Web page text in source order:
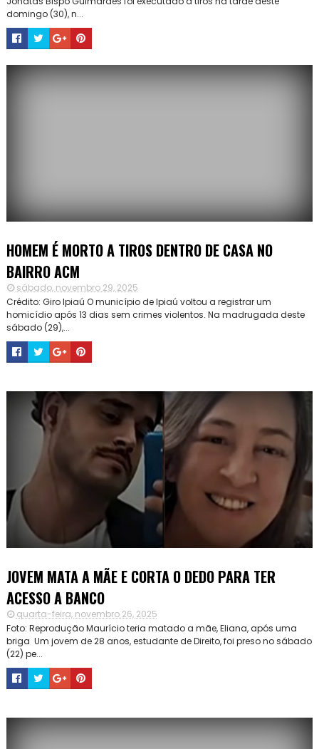
domingo (30), n...
HOMEM É MORTO A TIROS DENTRO DE CASA NO
BAIRRO ACM
sábado, novembro 29, 2025
Crédito: Giro Ipiaú O município de Ipiaú voltou a registrar um
homicídio após 13 dias sem crimes violentos. Na madrugada deste
sábado (29),...
JOVEM MATA A MÃE E CORTA O DEDO PARA TER
ACESSO A BANCO
quarta-feira, novembro 26, 2025
Foto: Reprodução Maurício teria matado a mãe, Eliana, após uma
briga Um jovem de 28 anos, estudante de Direito, foi preso no sábado
(22) pe...